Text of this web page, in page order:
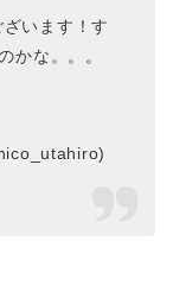
います！す
かな。。。